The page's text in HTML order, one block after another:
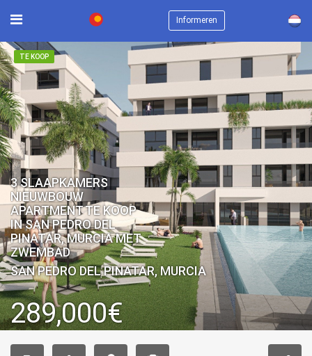
Informeren ×
TE KOOP
3 SLAAPKAMERS
NIEUWBOUW
APARTMENT TE KOOP
IN SAN PEDRO DEL
PINATAR, MURCIA MET
ZWEMBAD
SAN PEDRO DEL PINATAR, MURCIA
289,000€